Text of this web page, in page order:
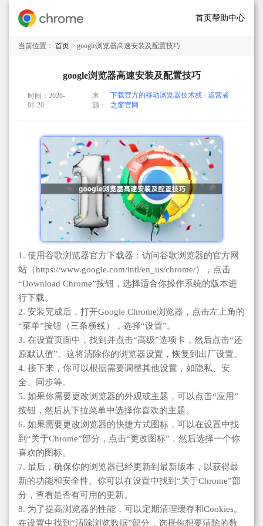
首页帮助中心
当前位置： 首页 > google浏览器高速安装及配置技巧
google浏览器高速安装及配置技巧
时间：2026-
01-20
来
源：
下载官方的移动浏览器技术栈 - 运营者
之窗官网
1. 使用谷歌浏览器官方下载器：访问谷歌浏览器的官方网
站（https://www.google.com/intl/en_us/chrome/），点击
“Download Chrome”按钮，选择适合你操作系统的版本进
行下载。
2. 安装完成后，打开Google Chrome浏览器，点击左上角的
“菜单”按钮（三条横线），选择“设置”。
3. 在设置页面中，找到并点击“高级”选项卡，然后点击“还
原默认值”。这将清除你的浏览器设置，恢复到出厂设置。
4. 接下来，你可以根据需要调整其他设置，如隐私、安
全、同步等。
5. 如果你需要更改浏览器的外观或主题，可以点击“应用”
按钮，然后从下拉菜单中选择你喜欢的主题。
6. 如果需要更改浏览器的快捷方式图标，可以在设置中找
到“关于Chrome”部分，点击“更改图标”，然后选择一个你
喜欢的图标。
7. 最后，确保你的浏览器已经更新到最新版本，以获得最
新的功能和安全性。你可以在设置中找到“关于Chrome”部
分，查看是否有可用的更新。
8. 为了提高浏览器的性能，可以定期清理缓存和Cookies。
在设置中找到“清除浏览数据”部分，选择你想要清除的数